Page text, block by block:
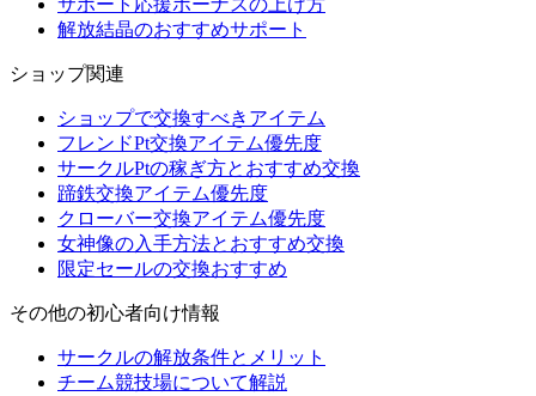
サポート応援ボーナスの上げ方
解放結晶のおすすめサポート
ショップ関連
ショップで交換すべきアイテム
フレンドPt交換アイテム優先度
サークルPtの稼ぎ方とおすすめ交換
蹄鉄交換アイテム優先度
クローバー交換アイテム優先度
女神像の入手方法とおすすめ交換
限定セールの交換おすすめ
その他の初心者向け情報
サークルの解放条件とメリット
チーム競技場について解説